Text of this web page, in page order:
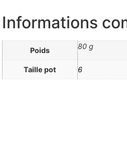
Informations
Poids 80 g
Taille pot 6